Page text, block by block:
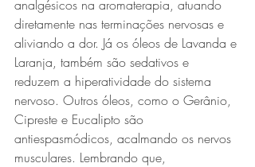
analgésicos na aromaterapia, atuando
diretamente nas terminações nervosas e
aliviando a dor. Já os óleos de Lavanda e
Laranja, também são sedativos e
reduzem a hiperatividade do sistema
nervoso. Outros óleos, como o Gerânio,
Cipreste e Eucalipto são
antiespasmódicos, acalmando os nervos
musculares. Lembrando que,